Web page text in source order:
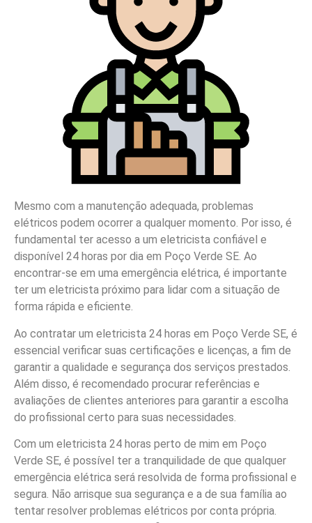
Mesmo com a manutenção adequada, problemas
elétricos podem ocorrer a qualquer momento. Por isso, é
fundamental ter acesso a um eletricista confiável e
disponível 24 horas por dia em Poço Verde SE. Ao
encontrar-se em uma emergência elétrica, é importante
ter um eletricista próximo para lidar com a situação de
forma rápida e eficiente.
Ao contratar um eletricista 24 horas em Poço Verde SE, é
essencial verificar suas certificações e licenças, a fim de
garantir a qualidade e segurança dos serviços prestados.
Além disso, é recomendado procurar referências e
avaliações de clientes anteriores para garantir a escolha
do profissional certo para suas necessidades.
Com um eletricista 24 horas perto de mim em Poço
Verde SE, é possível ter a tranquilidade de que qualquer
emergência elétrica será resolvida de forma profissional e
segura. Não arrisque sua segurança e a de sua família ao
tentar resolver problemas elétricos por conta própria.